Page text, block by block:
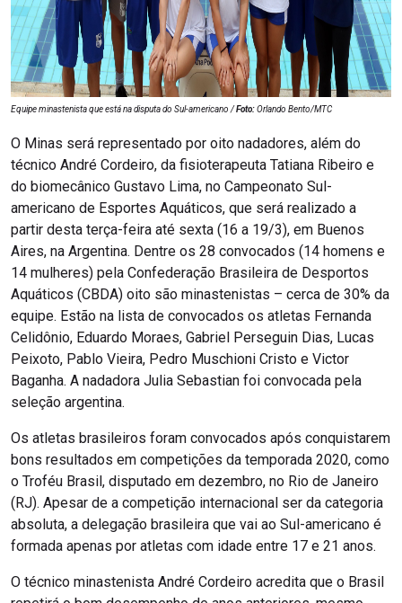
Equipe minastenista que está na disputa do Sul-americano /Foto:Orlando Bento/MTC
O Minas será representado por oito nadadores, além do
técnico André Cordeiro, da fisioterapeuta Tatiana Ribeiro e
do biomecânico Gustavo Lima, no Campeonato Sul-
americano de Esportes Aquáticos, que será realizado a
partir desta terça-feira até sexta (16 a 19/3), em Buenos
Aires, na Argentina. Dentre os 28 convocados (14 homens e
14 mulheres) pela Confederação Brasileira de Desportos
Aquáticos (CBDA) oito são minastenistas – cerca de 30% da
equipe. Estão na lista de convocados os atletas Fernanda
Celidônio, Eduardo Moraes, Gabriel Perseguin Dias, Lucas
Peixoto, Pablo Vieira, Pedro Muschioni Cristo e Victor
Baganha. A nadadora Julia Sebastian foi convocada pela
seleção argentina.
Os atletas brasileiros foram convocados após conquistarem
bons resultados em competições da temporada 2020, como
o Troféu Brasil, disputado em dezembro, no Rio de Janeiro
(RJ). Apesar de a competição internacional ser da categoria
absoluta, a delegação brasileira que vai ao Sul-americano é
formada apenas por atletas com idade entre 17 e 21 anos.
O técnico minastenista André Cordeiro acredita que o Brasil